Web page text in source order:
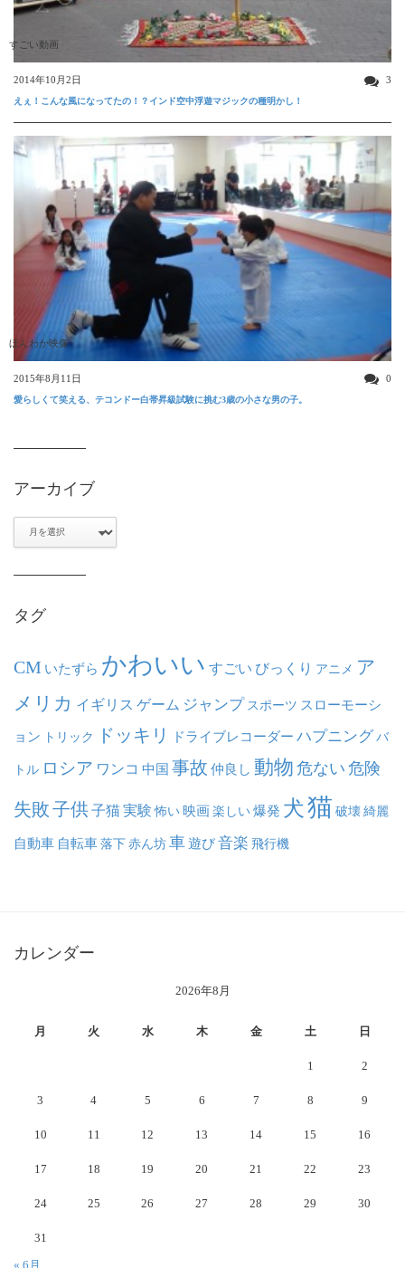
すごい動画
2014年10月2日 3
えぇ！こんな風になってたの！？インド空中浮遊マジックの種明かし！
ほんわか映像
2015年8月11日 0
愛らしくて笑える、テコンドー白帯昇級試験に挑む3歳の小さな男の子。
アーカイブ
タグ
CM いたずら かわいい すごい びっくり アニメ ア
メリカ イギリス ゲーム ジャンプ スポーツ スローモーシ
ョン トリック ドッキリ ドライブレコーダー ハプニング バ
トル ロシア ワンコ 中国 事故 仲良し 動物 危ない 危険
失敗子供子猫実験 怖い映画楽しい爆発 犬猫 破壊綺麗
自動車 自転車落下赤ん坊車遊び音楽 飛行機
カレンダー
2026年8月
月 火 水 木 金 土 日
1 2
3 4 5 6 7 8 9
10 11 12 13 14 15 16
17 18 19 20 21 22 23
24 25 26 27 28 29 30
31
« 6月